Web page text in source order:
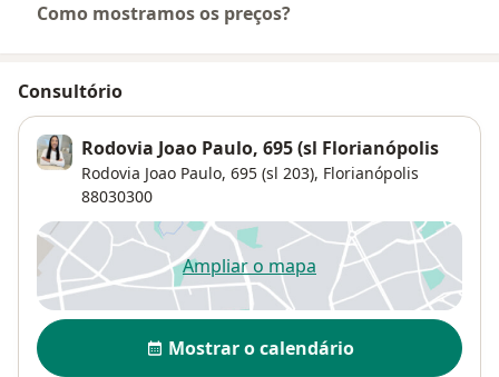
Como mostramos os preços?
Consultório
Rodovia Joao Paulo, 695 (sl Florianópolis
Rodovia Joao Paulo, 695 (sl 203), Florianópolis
88030300
Ampliar o mapaabre num novo separador
Disponibilidade
Mostrar o calendário